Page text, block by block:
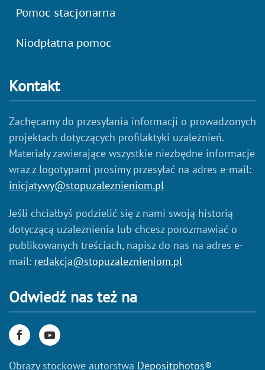
Pomoc stacjonarna
Niodpłatna pomoc
Kontakt
Zachęcamy do przesyłania informacji o prowadzonych
projektach dotyczących profilaktyki uzależnień.
Materiały zawierające wszystkie niezbędne informacje
wraz z logotypami prosimy przesyłać na adres e-mail:
inicjatywy@stopuzaleznieniom.pl
Jeśli chciałbyś podzielić się z nami swoją historią
dotyczącą uzależnienia lub chcesz porozmawiać o
publikowanych treściach, napisz do nas na adres e-
mail: redakcja@stopuzaleznieniom.pl
Odwiedź nas też na
Obrazy stockowe autorstwa Depositphotos®